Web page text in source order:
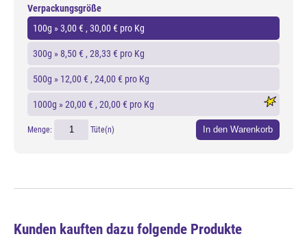
Verpackungsgröße
100g »3,00 € , 30,00 € pro Kg
300g »8,50 € , 28,33 € pro Kg
500g » 12,00 € , 24,00 € pro Kg
1000g »20,00 € , 20,00 € pro Kg
Menge: Tüte(n) In den Warenkorb
Kunden kauften dazu folgende Produkte